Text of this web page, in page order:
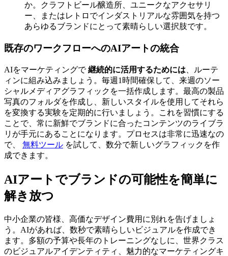
か。クラフトビール醸造所、ユニークなアクセサリ
ー、またはレトロでインダストリアルな雰囲気を持つ
あらゆるブランドにとって素晴らしい選択肢です。
既存のワークフローへのAIアートの統合
AIをマーケティングで継続的に活用するためには 、ルーテ
ィンに組み込みましょう。毎週1時間確保して、来週のソー
シャルメディアグラフィックを一括作成します。最高の製品
写真のフォルダを作成し、新しいスタイルを使用してそれら
を変換する実験を定期的に行いましょう。これを習慣にする
ことで、常に新鮮でブランドに合ったコンテンツのライブラ
リが手元にあることになります。プロセスは非常に迅速なの
で、 無料ツール を試して、数分で新しいグラフィックを作
成できます。
AIアートでブランドの可能性を簡単に
解き放つ
中小企業の皆様、高価なデザイン費用に別れを告げましょ
う。AIがあれば、数秒で素晴らしいビジュアルを作成でき
ます。多額の予算や長年のトレーニングなしに、世界クラス
のビジュアルアイデンティティ、魅力的なマーケティングキ